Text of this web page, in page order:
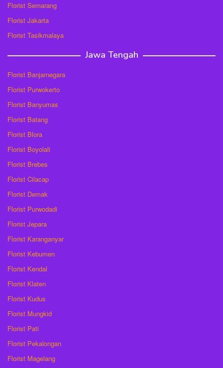
Florist Semarang
Florist Jakarta
Florist Tasikmalaya
Jawa Tengah
Florist Banjarnegara
Florist Purwokerto
Florist Banyumas
Florist Batang
Florist Blora
Florist Boyolali
Florist Brebes
Florist Cilacap
Florist Demak
Florist Purwodadi
Florist Jepara
Florist Karanganyar
Florist Kebumen
Florist Kendal
Florist Klaten
Florist Kudus
Florist Mungkid
Florist Pati
Florist Pekalongan
Florist Magelang